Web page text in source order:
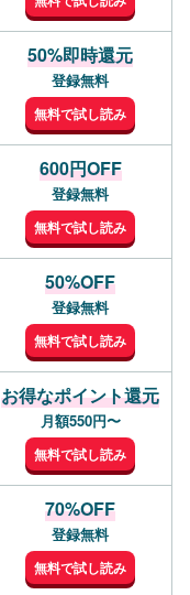
50%即時還元
登録無料
無料で試し読み
600円OFF
登録無料
無料で試し読み
50%OFF
登録無料
無料で試し読み
お得なポイント還元
月額550円〜
無料で試し読み
70%OFF
登録無料
無料で試し読み